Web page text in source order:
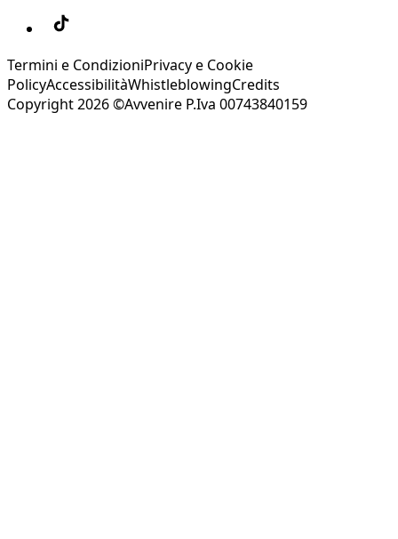
Termini e CondizioniPrivacy e Cookie
PolicyAccessibilitàWhistleblowingCredits
Copyright 2026 ©Avvenire P.Iva 00743840159